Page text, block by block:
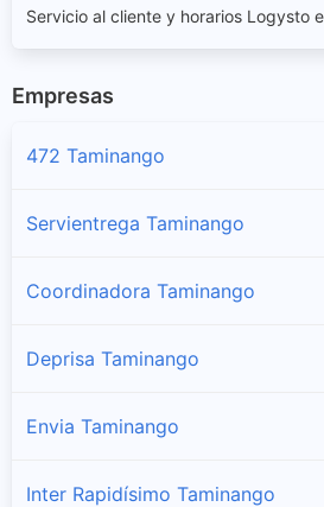
Servicio al cliente y horarios Logysto
Empresas
472 Taminango
Servientrega Taminango
Coordinadora Taminango
Deprisa Taminango
Envia Taminango
Inter Rapidísimo Taminango